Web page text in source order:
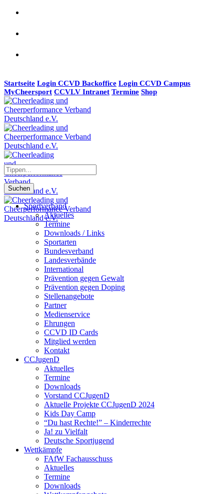
Startseite Login CCVD Backoffice Login CCVD Campus
MyCheersport CCVLV Intranet Termine Shop
Suchen
Sportverband
Aktuelles
Termine
Downloads / Links
Sportarten
Bundesverband
Landesverbände
International
Prävention gegen Gewalt
Prävention gegen Doping
Stellenangebote
Partner
Medienservice
Ehrungen
CCVD ID Cards
Mitglied werden
Kontakt
CCJugenD
Aktuelles
Termine
Downloads
Vorstand CCJugenD
Aktuelle Projekte CCJugenD 2024
Kids Day Camp
“Du hast Rechte!” – Kinderrechte
Ja! zu Vielfalt
Deutsche Sportjugend
Wettkämpfe
FAfW Fachausschuss
Aktuelles
Termine
Downloads